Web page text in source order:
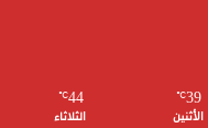
39
℃
الأثنين
44
℃
الثلاثاء